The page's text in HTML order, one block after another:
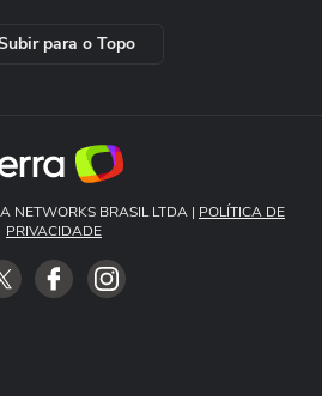
para o Topo
NETWORKS BRASIL LTDA | POLÍTICA DE
PRIVACIDADE